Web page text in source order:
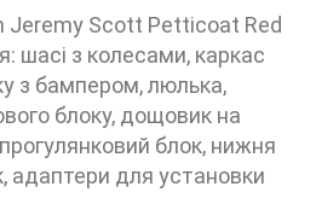
Jeremy Scott Petticoat Red
шасі з колесами, каркас
з бампером, люлька,
блоку, дощовик на
блок, нижня
адаптери для установки